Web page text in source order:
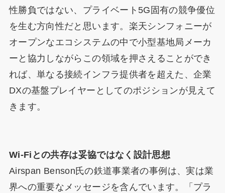
性勝負ではない、プライベート5G固有の競争優位
を生む方向性だと思います。楽天シンフォニーが
オープンなエコシステムの中で小型基地局メーカ
ーと協力しながらこの領域を押さえることができ
れば、単なる接続インフラ提供者を超えた、企業
DXの基盤プレイヤーとしてのポジションが見えて
きます。
Wi-Fiとの共存は妥協ではなく設計思想
Airspan Benson氏の鉄道事業者の事例は、実は業
界への重要なメッセージを含んでいます。「プラ